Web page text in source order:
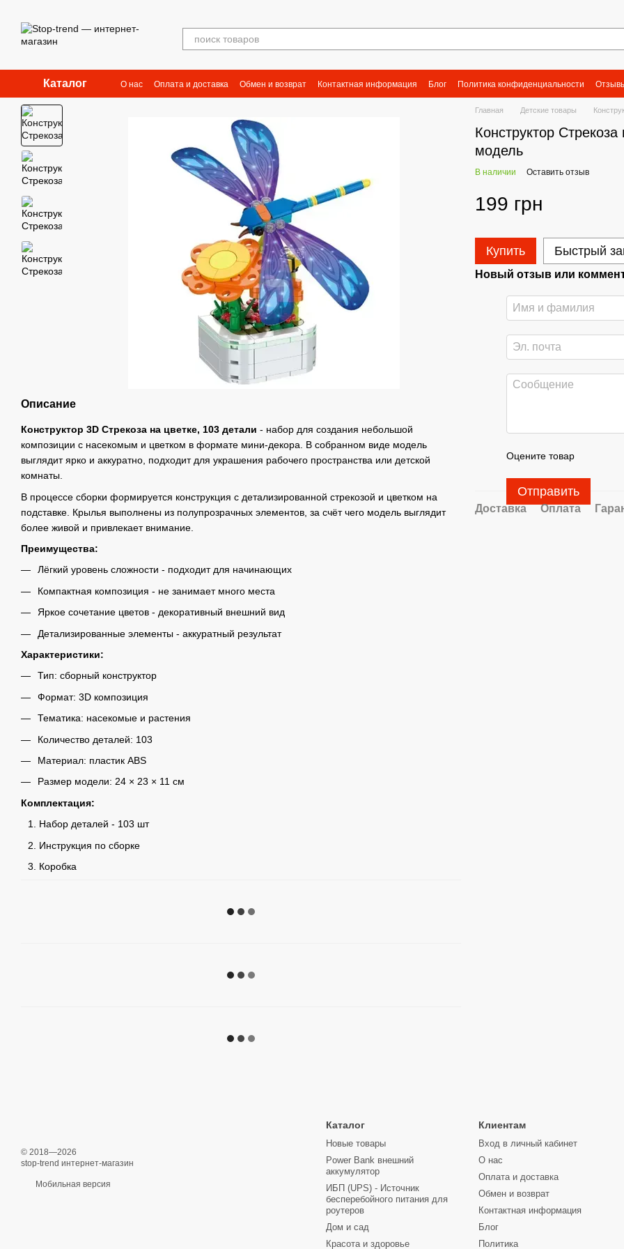
Каталог О нас Оплата и доставка Обмен и возврат Контактная информация Блог Политика конфиденциальности
Описание
Конструктор 3D Стрекоза на цветке, 103 детали - набор для создания небольшой
композиции с насекомым и цветком в формате мини-декора. В собранном виде модель
выглядит ярко и аккуратно, подходит для украшения рабочего пространства или детской
комнаты.
В процессе сборки формируется конструкция с детализированной стрекозой и цветком на
подставке. Крылья выполнены из полупрозрачных элементов, за счёт чего модель выглядит
более живой и привлекает внимание.
Преимущества:
Лёгкий уровень сложности - подходит для начинающих
Компактная композиция - не занимает много места
Яркое сочетание цветов - декоративный внешний вид
Детализированные элементы - аккуратный результат
Характеристики:
Тип: сборный конструктор
Формат: 3D композиция
Тематика: насекомые и растения
Количество деталей: 103
Материал: пластик ABS
Размер модели: 24 × 23 × 11 см
Комплектация:
Набор деталей - 103 шт
Инструкция по сборке
Коробка
Главная Детские товары
Конструктор
модель
В наличии Оставить отзыв
199 грн
Купить Быстрый
Новый отзыв или
Оцените товар
Отправить
Доставка Оплата
© 2018—2026
stop-trend интернет-магазин
Мобильная версия
Каталог
Новые товары
Power Bank внешний
аккумулятор
ИБП (UPS) - Источник
бесперебойного питания для
роутеров
Дом и сад
Красота и здоровье
Клиентам
Вход в личный кабинет
О нас
Оплата и доставка
Обмен и возврат
Контактная информация
Блог
Политика